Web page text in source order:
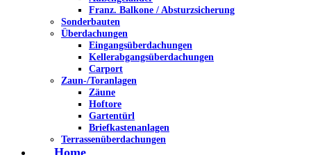
Franz. Balkone / Absturzsicherung
Sonderbauten
Überdachungen
Eingangsüberdachungen
Kellerabgangsüberdachungen
Carport
Zaun-/Toranlagen
Zäune
Hoftore
Gartentürl
Briefkastenanlagen
Terrassenüberdachungen
Home